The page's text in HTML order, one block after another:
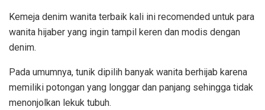
Kemeja denim wanita terbaik kali ini recomended untuk para
wanita hijaber yang ingin tampil keren dan modis dengan
denim.
Pada umumnya, tunik dipilih banyak wanita berhijab karena
memiliki potongan yang longgar dan panjang sehingga tidak
menonjolkan lekuk tubuh.